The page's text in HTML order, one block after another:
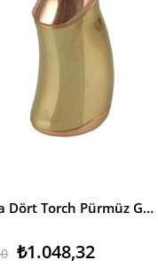
EKLE
Parmida Dört Torch Pürmüz Gold Masa Tip Puro Çakmağı
₺1.048,32